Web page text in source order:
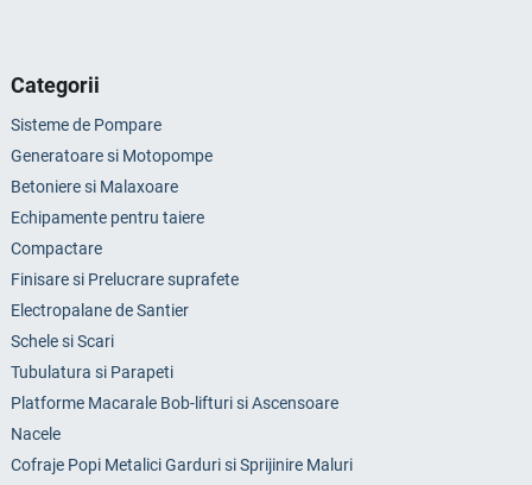
Categorii
Sisteme de Pompare
Generatoare si Motopompe
Betoniere si Malaxoare
Echipamente pentru taiere
Compactare
Finisare si Prelucrare suprafete
Electropalane de Santier
Schele si Scari
Tubulatura si Parapeti
Platforme Macarale Bob-lifturi si Ascensoare
Nacele
Cofraje Popi Metalici Garduri si Sprijinire Maluri